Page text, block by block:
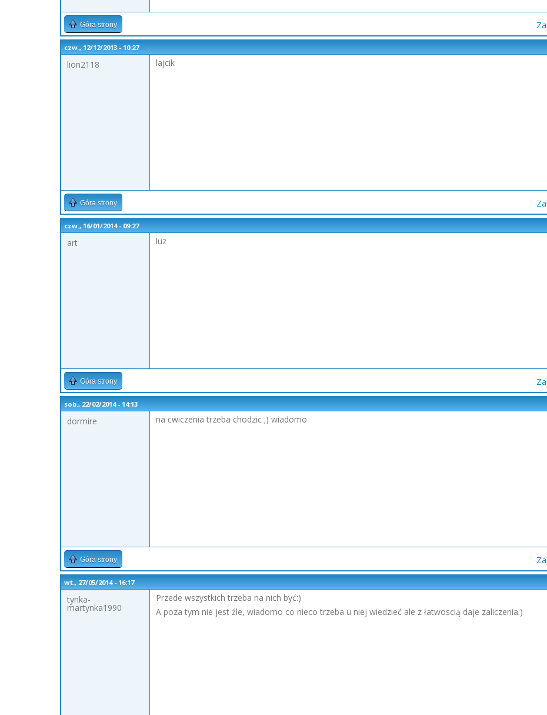
Góra strony
czw., 12/12/2013 - 10:27
lion2118
lajcik
Góra strony
czw., 16/01/2014 - 09:27
art
luz
Góra strony
sob., 22/02/2014 - 14:13
dormire
na cwiczenia trzeba chodzic ;) wiadomo
Góra strony
wt., 27/05/2014 - 16:17
tynka-
martynka1990
Przede wszystkich trzeba na nich być:)
A poza tym nie jest źle, wiadomo co nieco trzeba u niej wiedzieć ale z łatwoscią daje zaliczenia:)